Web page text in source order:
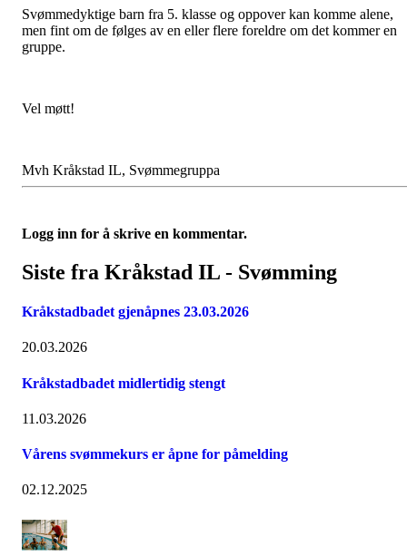
Svømmedyktige barn fra 5. klasse og oppover kan komme alene,
men fint om de følges av en eller flere foreldre om det kommer en
gruppe.
Vel møtt!
Mvh Kråkstad IL, Svømmegruppa
Logg inn for å skrive en kommentar.
Siste fra Kråkstad IL - Svømming
Kråkstadbadet gjenåpnes 23.03.2026
20.03.2026
Kråkstadbadet midlertidig stengt
11.03.2026
Vårens svømmekurs er åpne for påmelding
02.12.2025